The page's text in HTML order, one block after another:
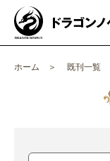
ホーム 既刊一覧